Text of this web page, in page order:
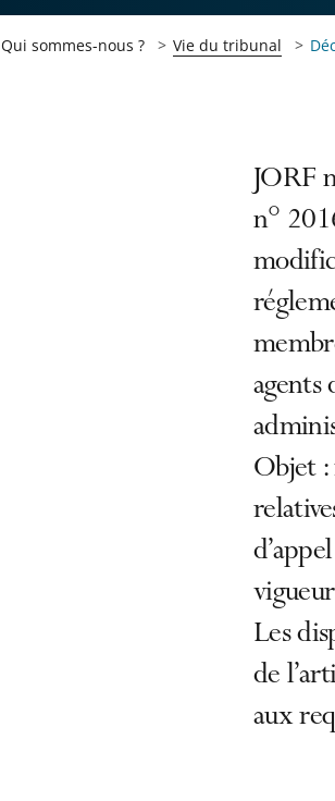
Qui sommes-nous ? Vie du tribunal
JORF
n°
agents
Objet :
Les
de
aux